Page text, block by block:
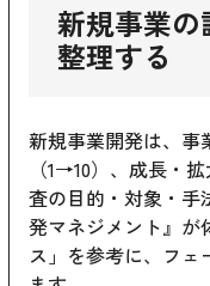
新規事業
整理する
新規事業開発は、
（1→10）、成長・
査の目的・対象・手
発マネジメント』が
ス」を参考に、フェ